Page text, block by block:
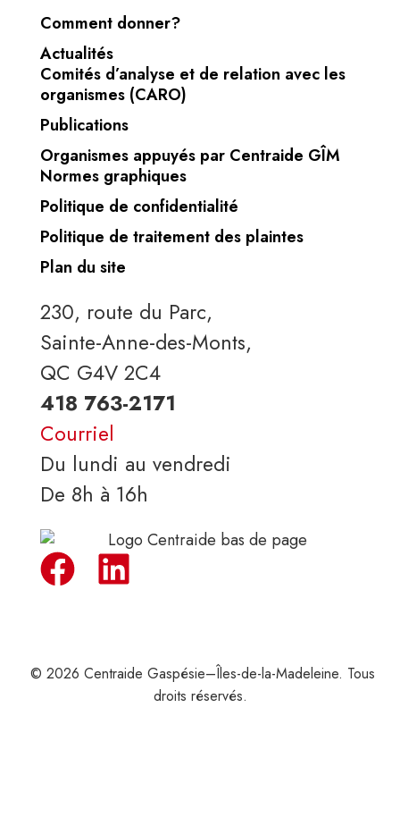
Comment donner?
Actualités
Comités d’analyse et de relation avec les
organismes (CARO)
Publications
Organismes appuyés par Centraide GÎM
Normes graphiques
Politique de confidentialité
Politique de traitement des plaintes
Plan du site
230, route du Parc,
Sainte-Anne-des-Monts,
QC G4V 2C4
418 763-2171
Courriel
Du lundi au vendredi
De 8h à 16h
© 2026 Centraide Gaspésie–Îles-de-la-Madeleine. Tous
droits réservés.